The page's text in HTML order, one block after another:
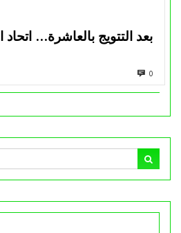
بعد التتويج بالعاشرة…
0